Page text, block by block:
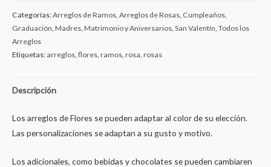
Categorías:Arreglos de Ramos, Arreglos de Rosas, Cumpleaños,
Graduación, Madres, Matrimonio y Aniversarios, San Valentín, Todos los
Arreglos
Etiquetas: arreglos, flores, ramos, rosa, rosas
Descripción
Los arreglos de Flores se pueden adaptar al color de su elección.
Las personalizaciones se adaptan a su gusto y motivo.
Los adicionales, como bebidas y chocolates se pueden cambiaren